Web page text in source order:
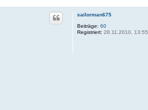
sailorman675
Beiträge: 60
Registriert: 28.11.2010, 13:55